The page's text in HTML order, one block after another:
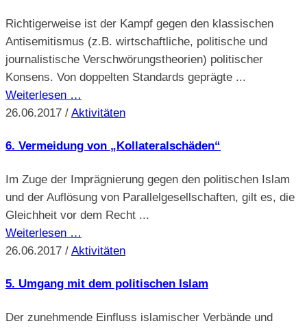
Richtigerweise ist der Kampf gegen den klassischen
Antisemitismus (z.B. wirtschaftliche, politische und
journalistische Verschwörungstheorien) politischer
Konsens. Von doppelten Standards geprägte ...
Weiterlesen …
26.06.2017 / Aktivitäten
6. Vermeidung von „Kollateralschäden“
Im Zuge der Imprägnierung gegen den politischen Islam
und der Auflösung von Parallelgesellschaften, gilt es, die
Gleichheit vor dem Recht ...
Weiterlesen …
26.06.2017 / Aktivitäten
5. Umgang mit dem politischen Islam
Der zunehmende Einfluss islamischer Verbände und